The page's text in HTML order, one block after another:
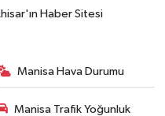
Haber Sitesi
Manisa Hava Durumu
Manisa Trafik Yoğunluk